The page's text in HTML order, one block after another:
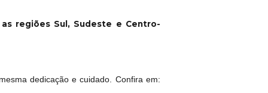
regiões Sul, Sudeste e Centro-
dedicação e cuidado. Confira em: